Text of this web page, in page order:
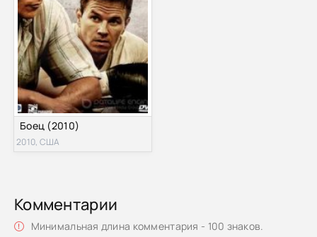
Боец (2010)
2010, США
Комментарии
Минимальная длина комментария - 100 знаков.